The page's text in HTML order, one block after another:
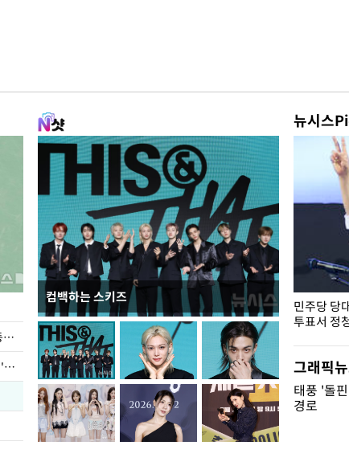
더불어민주당 당대표·최고위원 후보 합동연설회
주택용지 검토 알려지자... 신속히 늘어선 '근조화환'
컴백하는 스키즈
뉴시스
이번주 국회에는 무슨 일이? [뉴시스국회토pic]
민주당 당
투표서 정
그래픽
태풍 '돌
경로